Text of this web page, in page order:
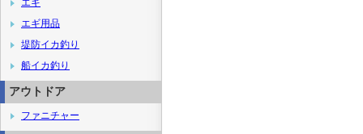
エギ
エギ用品
堤防イカ釣り
船イカ釣り
アウトドア
ファニチャー